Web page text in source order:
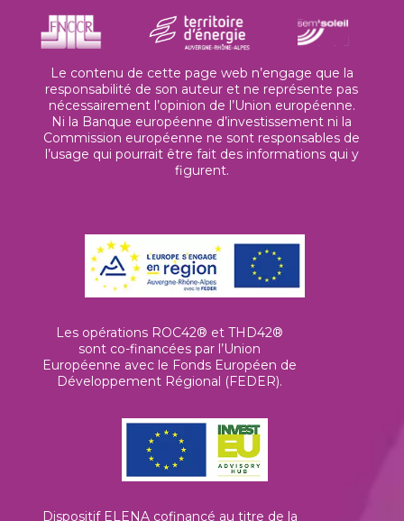
Le contenu de cette page web n’engage que la
responsabilité de son auteur et ne représente pas
nécessairement l’opinion de l’Union européenne.
Ni la Banque européenne d’investissement ni la
Commission européenne ne sont responsables de
l’usage qui pourrait être fait des informations qui y
figurent.
Les opérations ROC42® et THD42®
sont co-financées par l’Union
Européenne avec le Fonds Européen de
Développement Régional (FEDER).
Dispositif ELENA cofinancé au titre de la